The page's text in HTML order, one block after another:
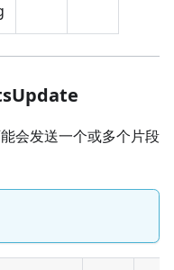
会发送一个或多个片段